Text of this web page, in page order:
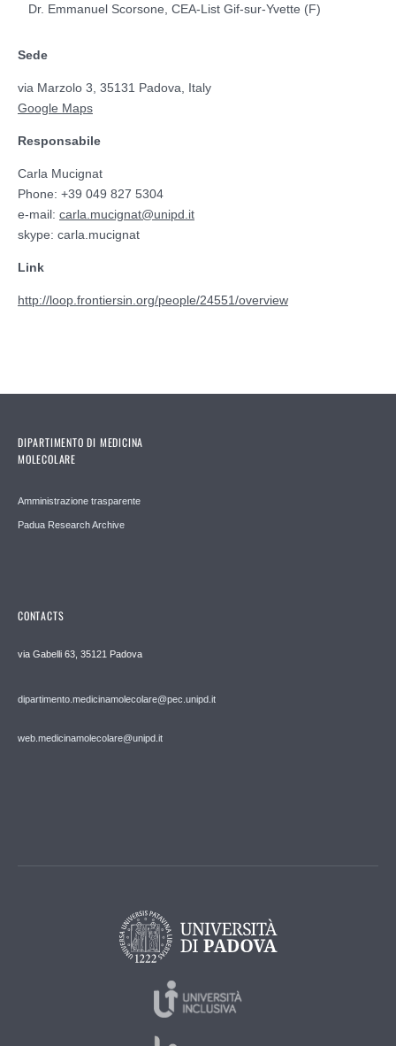
Dr. Emmanuel Scorsone, CEA-List Gif-sur-Yvette (F)
Sede
via Marzolo 3, 35131 Padova, Italy
Google Maps
Responsabile
Carla Mucignat
Phone: +39 049 827 5304
e-mail: carla.mucignat@unipd.it
skype: carla.mucignat
Link
http://loop.frontiersin.org/people/24551/overview
DIPARTIMENTO DI MEDICINA
MOLECOLARE
Amministrazione trasparente
Padua Research Archive
CONTACTS
via Gabelli 63, 35121 Padova
dipartimento.medicinamolecolare@pec.unipd.it
web.medicinamolecolare@unipd.it